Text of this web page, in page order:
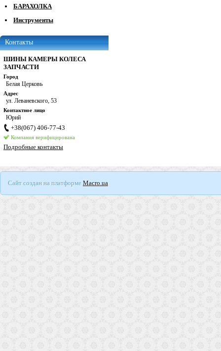
БАРАХОЛКА
Инструменты
Контакты
ШИНЫ КАМЕРЫ КОЛЕСА
ЗАПЧАСТИ
Город
Белая Церковь
Адрес
ул. Леваневского, 53
Контактное лицо
Юрий
+38(067) 406-77-43
Компания верифицирована
Подробные контакты
Сайт создан на платформе Macro.ua